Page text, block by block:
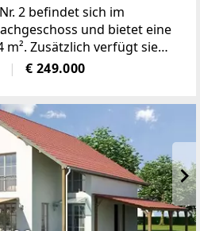
2 befindet sich im
und bietet eine
m². Zusätzlich verfügt sie
Fläche von 17,18 m²
mit der Nummer K02
€ 249.000